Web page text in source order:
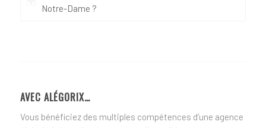
Notre-Dame ?
AVEC ALÉGORIX…
Vous bénéficiez des multiples compétences d’une agence